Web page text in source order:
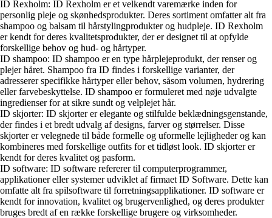
ID Rexholm: ID Rexholm er et velkendt varemærke inden for
personlig pleje og skønhedsprodukter. Deres sortiment omfatter alt fra
shampoo og balsam til hårstylingprodukter og hudpleje. ID Rexholm
er kendt for deres kvalitetsprodukter, der er designet til at opfylde
forskellige behov og hud- og hårtyper.
ID shampoo: ID shampoo er en type hårplejeprodukt, der renser og
plejer håret. Shampoo fra ID findes i forskellige varianter, der
adresserer specifikke hårtyper eller behov, såsom volumen, hydrering
eller farvebeskyttelse. ID shampoo er formuleret med nøje udvalgte
ingredienser for at sikre sundt og velplejet hår.
ID skjorter: ID skjorter er elegante og stilfulde beklædningsgenstande,
der findes i et bredt udvalg af designs, farver og størrelser. Disse
skjorter er velegnede til både formelle og uformelle lejligheder og kan
kombineres med forskellige outfits for et tidløst look. ID skjorter er
kendt for deres kvalitet og pasform.
ID software: ID software refererer til computerprogrammer,
applikationer eller systemer udviklet af firmaet ID Software. Dette kan
omfatte alt fra spilsoftware til forretningsapplikationer. ID software er
kendt for innovation, kvalitet og brugervenlighed, og deres produkter
bruges bredt af en række forskellige brugere og virksomheder.